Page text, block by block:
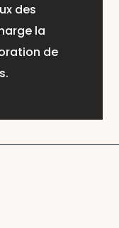
la
visuelle,
des